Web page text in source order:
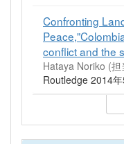
Confronting
conflict and the
Hataya Noriko (
Routledge 2014